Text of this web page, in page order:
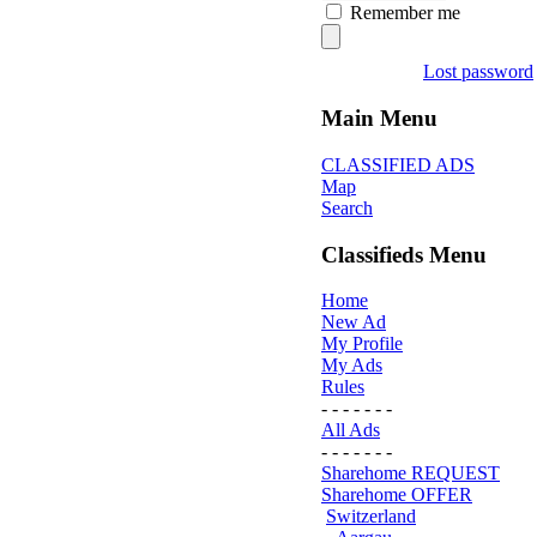
Remember me
Lost password
Main Menu
CLASSIFIED ADS
Map
Search
Classifieds Menu
Home
New Ad
My Profile
My Ads
Rules
- - - - - - -
All Ads
- - - - - - -
Sharehome REQUEST
Sharehome OFFER
Switzerland